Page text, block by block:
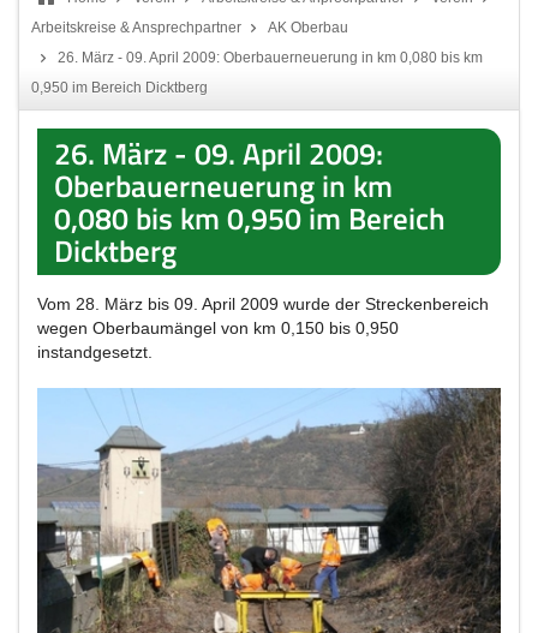
Arbeitskreise & Ansprechpartner
AK Oberbau
26. März - 09. April 2009: Oberbauerneuerung in km 0,080 bis km
0,950 im Bereich Dicktberg
26. März - 09. April 2009:
Oberbauerneuerung in km
0,080 bis km 0,950 im Bereich
Dicktberg
Vom 28. März bis 09. April 2009 wurde der Streckenbereich
wegen Oberbaumängel von km 0,150 bis 0,950
instandgesetzt.